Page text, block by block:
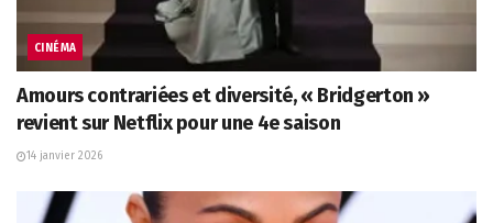
CINÉMA
Amours contrariées et diversité, « Bridgerton »
revient sur Netflix pour une 4e saison
14 janvier 2026